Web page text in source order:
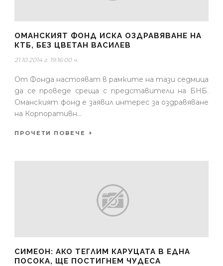
ОМАНСКИЯТ ФОНД ИСКА ОЗДРАВЯВАНЕ НА
КТБ, БЕЗ ЦВЕТАН ВАСИЛЕВ
21.10.2014 г. 19:16:00 ч.
От Фонда настояват в рамките на тази седмица
да се проведе среща с представители на БНБ.
Оманският фонд е заявил интерес за оздравяване
на Корпоративн...
ПРОЧЕТИ ПОВЕЧЕ
СИМЕОН: АКО ТЕГЛИМ КАРУЦАТА В ЕДНА
ПОСОКА, ЩЕ ПОСТИГНЕМ ЧУДЕСА